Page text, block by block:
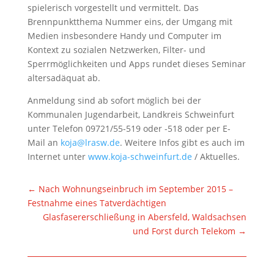
spielerisch vorgestellt und vermittelt. Das
Brennpunktthema Nummer eins, der Umgang mit
Medien insbesondere Handy und Computer im
Kontext zu sozialen Netzwerken, Filter- und
Sperrmöglichkeiten und Apps rundet dieses Seminar
altersadäquat ab.
Anmeldung sind ab sofort möglich bei der
Kommunalen Jugendarbeit, Landkreis Schweinfurt
unter Telefon 09721/55-519 oder -518 oder per E-
Mail an koja@lrasw.de. Weitere Infos gibt es auch im
Internet unter www.koja-schweinfurt.de / Aktuelles.
← Nach Wohnungseinbruch im September 2015 –
Festnahme eines Tatverdächtigen
Glasfasererschließung in Abersfeld, Waldsachsen
und Forst durch Telekom →